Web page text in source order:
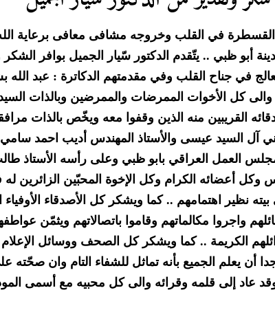
القسطرة في القلب وخروجه مشافى معافى برعاية
أبو ظبي .. يتّقدم الدكتور سّيار الجميل بوافر الشكر
في جناح القلب وفي مقدمتهم الدكاترة : عبد الله
والى كل الأخوات الممرضات والممرضين وبالذات
القريبين منه الذين وقفوا معه ويخّص بالذات
آل السيد عيسى والأستاذ المهندس أديب احمد سامي
العمل العراقي بابو ظبي وعلى رأسه الأستاذ
أعضائه الكرام وكل الإخوة المحبّين الزائرين
نظير اهتمامهم .. كما ويشكر كل الأصدقاء الأوفياء
واجروا مكالماتهم وقاموا باتصالاتهم ويثمّن
الكريمة .. كما ويشكر كل الصحف ووسائل
أن يعلم الجميع بأنه تماثل للشفاء التام وان صحّته
وقد عاد إلى قلمه وقرائه والى كل محبيه مع أسمى